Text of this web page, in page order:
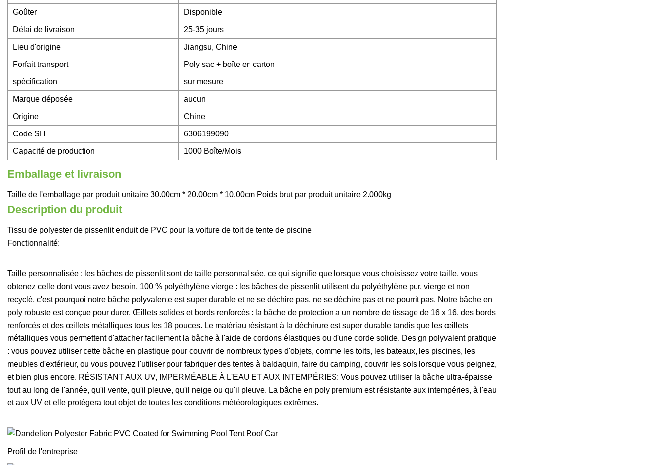
Goûter Disponible
Délai de livraison 25-35 jours
Lieu d'origine Jiangsu, Chine
Forfait transport Poly sac + boîte en carton
spécification sur mesure
Marque déposée aucun
Origine Chine
Code SH 6306199090
Capacité de production 1000 Boîte/Mois
Emballage et livraison
Taille de l'emballage par produit unitaire 30.00cm * 20.00cm * 10.00cm Poids brut par produit unitaire 2.000kg
Description du produit
Tissu de polyester de pissenlit enduit de PVC pour la voiture de toit de tente de piscine
Fonctionnalité:
Taille personnalisée : les bâches de pissenlit sont de taille personnalisée, ce qui signifie que lorsque vous choisissez votre taille, vous
obtenez celle dont vous avez besoin. 100 % polyéthylène vierge : les bâches de pissenlit utilisent du polyéthylène pur, vierge et non
recyclé, c'est pourquoi notre bâche polyvalente est super durable et ne se déchire pas, ne se déchire pas et ne pourrit pas. Notre bâche en
poly robuste est conçue pour durer. Œillets solides et bords renforcés : la bâche de protection a un nombre de tissage de 16 x 16, des bords
renforcés et des œillets métalliques tous les 18 pouces. Le matériau résistant à la déchirure est super durable tandis que les œillets
métalliques vous permettent d'attacher facilement la bâche à l'aide de cordons élastiques ou d'une corde solide. Design polyvalent pratique
: vous pouvez utiliser cette bâche en plastique pour couvrir de nombreux types d'objets, comme les toits, les bateaux, les piscines, les
meubles d'extérieur, ou vous pouvez l'utiliser pour fabriquer des tentes à baldaquin, faire du camping, couvrir les sols lorsque vous peignez,
et bien plus encore. RÉSISTANT AUX UV, IMPERMÉABLE À L'EAU ET AUX INTEMPÉRIES: Vous pouvez utiliser la bâche ultra-épaisse
tout au long de l'année, qu'il vente, qu'il pleuve, qu'il neige ou qu'il pleuve. La bâche en poly premium est résistante aux intempéries, à l'eau
et aux UV et elle protégera tout objet de toutes les conditions météorologiques extrêmes.
Profil de l'entreprise